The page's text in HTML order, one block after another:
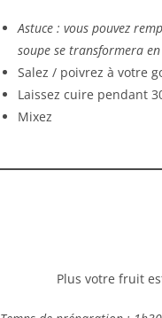
Astuce : vous pouvez
soupe se transformera
Salez / poivrez à votre
Laissez cuire pendant
Mixez
Plus votre fruit